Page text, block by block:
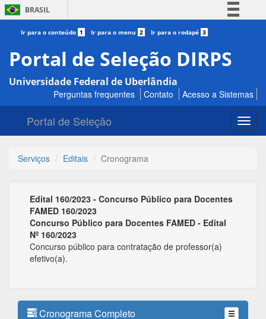
BRASIL
Simplifique!
Participe
Acesso à informação
Legislação
Ir para o conteúdo 1 Ir para o menu 2 Ir para o rodapé 3
Portal de Seleção DIRPS
Universidade Federal de Uberlândia
Perguntas frequentes Contato Acesso a Sistemas
Portal de Seleção
Serviços Editais Cronograma
Edital 160/2023 - Concurso Público para Docentes
FAMED 160/2023
Concurso Público para Docentes FAMED - Edital
Nº 160/2023
Concurso público para contratação de professor(a)
efetivo(a).
Cronograma Completo